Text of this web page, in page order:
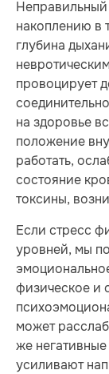
Неправильный
накоплению в
глубина
провоцирует
на здоровье
положение
работать,
состояние
токсины,
Если стресс
уровней, мы
физическое и
может
же
усиливают